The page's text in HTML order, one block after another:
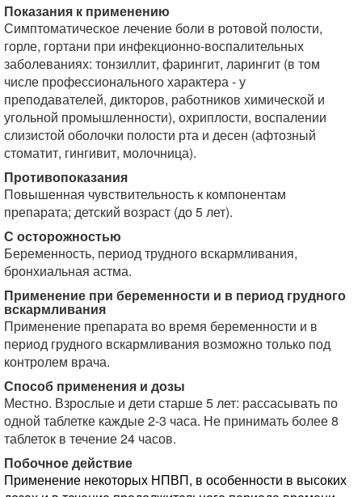
Показания к применению
Симптоматическое лечение боли в ротовой полости,
горле, гортани при инфекционно-воспалительных
заболеваниях: тонзиллит, фарингит, ларингит (в том
числе профессионального характера - у
преподавателей, дикторов, работников химической и
угольной промышленности), охриплости, воспалении
слизистой оболочки полости рта и десен (афтозный
стоматит, гингивит, молочница).
Противопоказания
Повышенная чувствительность к компонентам
препарата; детский возраст (до 5 лет).
С осторожностью
Беременность, период трудного вскармливания,
бронхиальная астма.
Применение при беременности и в период грудного
вскармливания
Применение препарата во время беременности и в
период грудного вскармливания возможно только под
контролем врача.
Способ применения и дозы
Местно. Взрослые и дети старше 5 лет: рассасывать по
одной таблетке каждые 2-3 часа. Не принимать более 8
таблеток в течение 24 часов.
Побочное действие
Применение некоторых НПВП, в особенности в высоких